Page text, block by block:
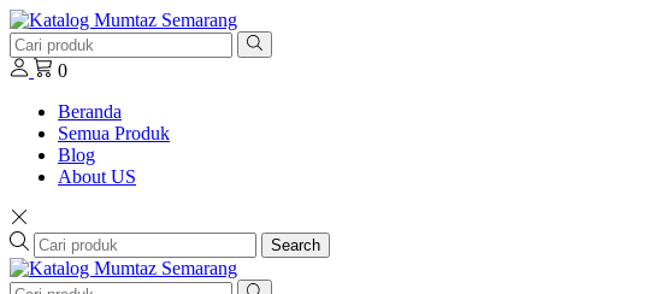
0
Beranda
Semua Produk
Blog
About US
Search